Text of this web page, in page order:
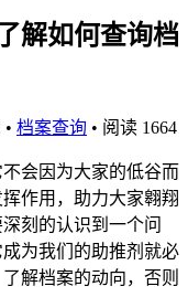
解如何查询档
• 档案查询 • 阅读 1664
会因为大家的低谷而
作用，助力大家翱翔
刻的认识到一个问
为我们的助推剂就必
解档案的动向，否则